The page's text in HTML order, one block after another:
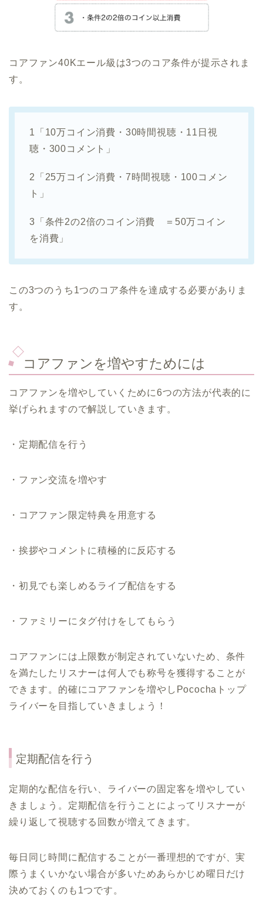
コアファン40Kエール級は3つのコア条件が提示されま
す。
1「10万コイン消費・30時間視聴・11日視
聴・300コメント」
2「25万コイン消費・7時間視聴・100コメン
ト」
3「条件2の2倍のコイン消費 ＝50万コイン
を消費」
この3つのうち1つのコア条件を達成する必要がありま
す。
コアファンを増やすためには
コアファンを増やしていくために6つの方法が代表的に
挙げられますので解説していきます。
・定期配信を行う
・ファン交流を増やす
・コアファン限定特典を用意する
・挨拶やコメントに積極的に反応する
・初見でも楽しめるライブ配信をする
・ファミリーにタグ付けをしてもらう
コアファンには上限数が制定されていないため、条件
を満たしたリスナーは何人でも称号を獲得することが
できます。的確にコアファンを増やしPocochaトップ
ライバーを目指していきましょう！
定期配信を行う
定期的な配信を行い、ライバーの固定客を増やしてい
きましょう。定期配信を行うことによってリスナーが
繰り返して視聴する回数が増えてきます。
毎日同じ時間に配信することが一番理想的ですが、実
際うまくいかない場合が多いためあらかじめ曜日だけ
決めておくのも1つです。